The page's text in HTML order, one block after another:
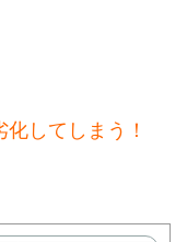
してしまう！